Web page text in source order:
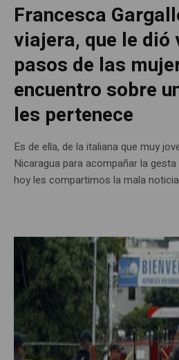
Francesca
viajera, que le dió
pasos de las
encuentro sobre
les pertenece
Es de ella, de la italiana que muy
Nicaragua para acompañar la
hoy les compartimos la mala